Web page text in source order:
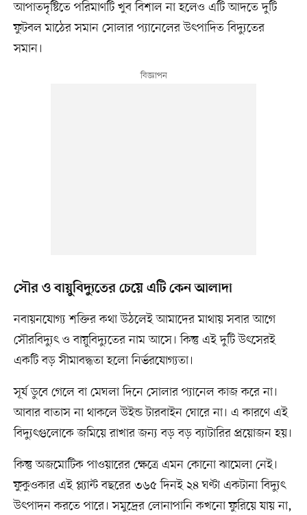
আপাতদৃষ্টিতে পরিমাণটি খুব বিশাল না হলেও এটি আদতে দুটি
ফুটবল মাঠের সমান সোলার প্যানেলের উৎপাদিত বিদ্যুতের
সমান।
সৌর ও বায়ুবিদ্যুতের চেয়ে এটি কেন আলাদা
নবায়নযোগ্য শক্তির কথা উঠলেই আমাদের মাথায় সবার আগে
সৌরবিদ্যুৎ ও বায়ুবিদ্যুতের নাম আসে। কিন্তু এই দুটি উৎসেরই
একটি বড় সীমাবদ্ধতা হলো নির্ভরযোগ্যতা।
সূর্য ডুবে গেলে বা মেঘলা দিনে সোলার প্যানেল কাজ করে না।
আবার বাতাস না থাকলে উইন্ড টারবাইন ঘোরে না। এ কারণে এই
বিদ্যুৎগুলোকে জমিয়ে রাখার জন্য বড় বড় ব্যাটারির প্রয়োজন হয়।
কিন্তু অজমোটিক পাওয়ারের ক্ষেত্রে এমন কোনো ঝামেলা নেই।
ফুকুওকার এই প্ল্যান্ট বছরের ৩৬৫ দিনই ২৪ ঘণ্টা একটানা বিদ্যুৎ
উৎপাদন করতে পারে। সমুদ্রের লোনাপানি কখনো ফুরিয়ে যায় না,